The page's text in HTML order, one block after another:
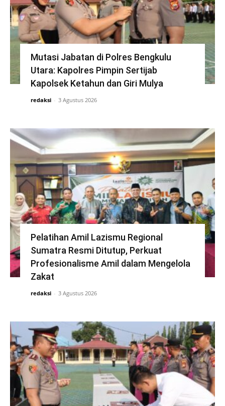
Mutasi Jabatan di Polres Bengkulu
Utara: Kapolres Pimpin Sertijab
Kapolsek Ketahun dan Giri Mulya
redaksi - 3 Agustus 2026
Pelatihan Amil Lazismu Regional
Sumatra Resmi Ditutup, Perkuat
Profesionalisme Amil dalam Mengelola
Zakat
redaksi - 3 Agustus 2026